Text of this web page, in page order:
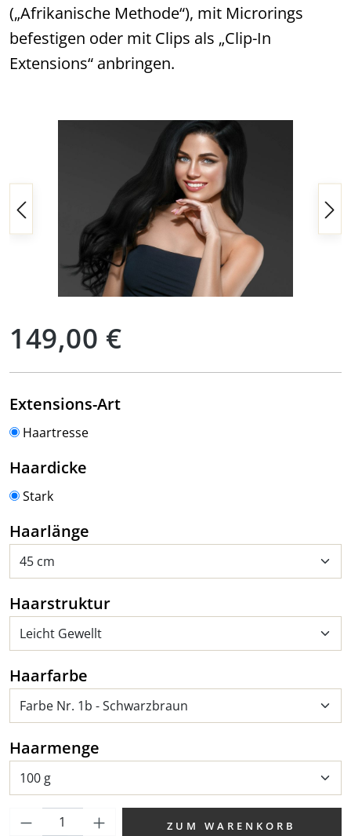
(„Afrikanische Methode“), mit Microrings
befestigen oder mit Clips als „Clip-In
Extensions“ anbringen.
Bildergalerie überspringen
149,00 €
Extensions-Artauswählen
Haartresse
Haardicke
Stark
Haarlänge
Haarstrukturauswählen
Haarfarbe
Haarmenge
Produkt Anzahl: Gib den gewünschten
ZUM WARENKORB